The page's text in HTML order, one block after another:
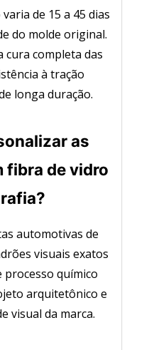
de 15 a 45 dias
do molde original.
cura completa das
à tração
longa duração.
as
fibra de vidro
automotivas de
visuais exatos
processo químico
arquitetônico e
visual da marca.